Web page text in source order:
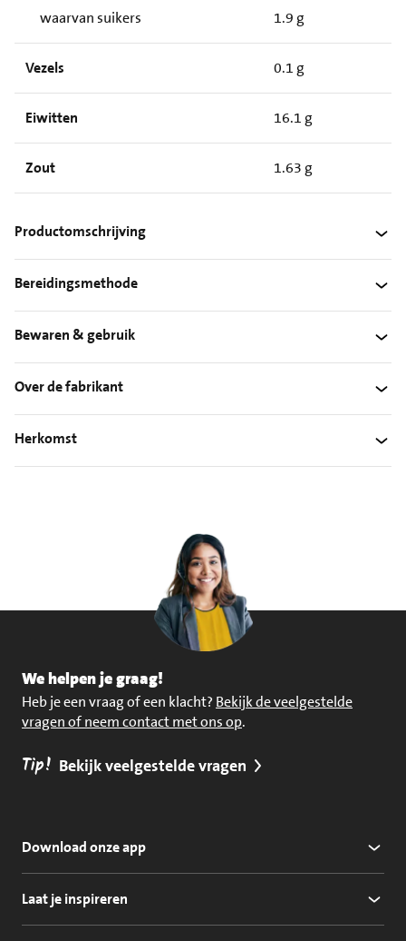
waarvan suikers 1.9 g
Vezels 0.1 g
Eiwitten 16.1 g
Zout 1.63 g
Productomschrijving
Bereidingsmethode
Bewaren & gebruik
Over de fabrikant
Herkomst
We helpen je graag!
Heb je een vraag of een klacht? Bekijk de veelgestelde
vragen of neem contact met ons op.
Tip! Bekijk veelgestelde vragen
Download onze app
Laat je inspireren